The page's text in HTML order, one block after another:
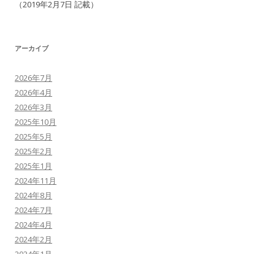
（2019年2月7日 記載）
アーカイブ
2026年7月
2026年4月
2026年3月
2025年10月
2025年5月
2025年2月
2025年1月
2024年11月
2024年8月
2024年7月
2024年4月
2024年2月